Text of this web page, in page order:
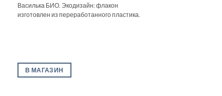
Василька БИО. Экодизайн: флакон
изготовлен из переработанного пластика.
В МАГАЗИН